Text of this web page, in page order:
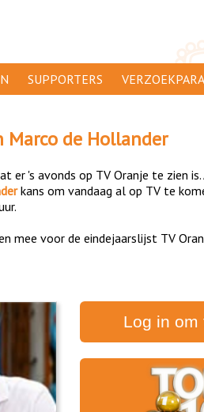
SUPPORTERS
AANMELDEN
Marco de Hollander
er 's avonds op TV Oranje te zien
kans om vandaag al op TV te
mee voor de eindejaarslijst TV
Log in om